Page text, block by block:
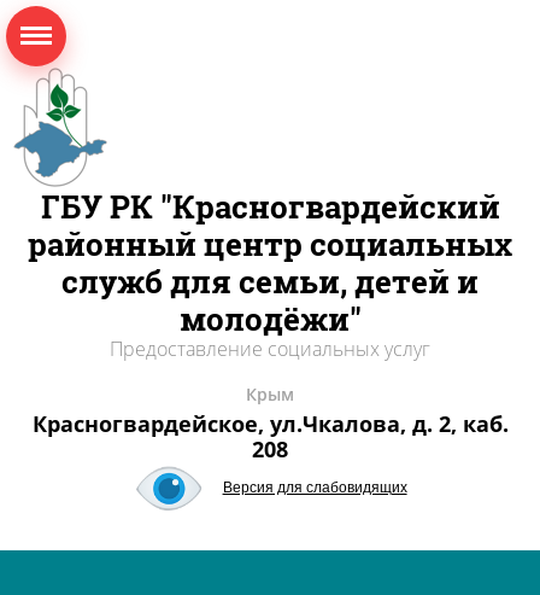
ГБУ РК "Красногвардейский
районный центр социальных
служб для семьи, детей и
молодёжи"
Предоставление социальных услуг
Крым
Красногвардейское, ул.Чкалова, д. 2, каб.
208
Версия для слабовидящих